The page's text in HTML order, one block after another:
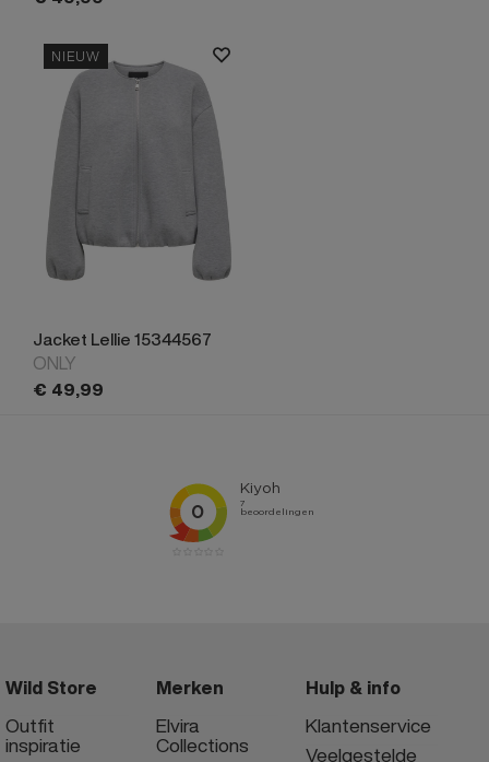
NIEUW
Jacket Lellie 15344567
ONLY
€ 49,99
Wild Store
Outfit
inspiratie
Merken
Elvira
Collections
Hulp & info
Klantenservice
Veelgestelde